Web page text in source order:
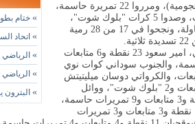
» ختام
» اتحاد
»
» الرياضي الفائز 99-86 يستعيد
»
(16 دفاعية و4 هجومية)، ومرروا 22 تمريرة حاسمة،
وسرقوا 6 كرات، وصدوا 5 كرات "بلوك شوت"،
وخسروا 11 محاولة، ونجحوا في 17 من 28 رمية
وسجل للرياضي، امير سعود 23 نقطة و6 متابعات
والجنوب سوداني كوات نوي
و6 متابعات، والكرواتي دوسان ميليتيتش
18 نقطة و8 متابعات و2 "بلوك شوت"، ووائل
عرقجي 15 نقطة و3 متابعات و9 تمريرات حاسمة،
وكريم زينون 13 نقطة و3 متابعات و3 تمريرات